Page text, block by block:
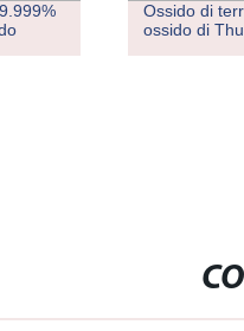
Ossido di
ossido di